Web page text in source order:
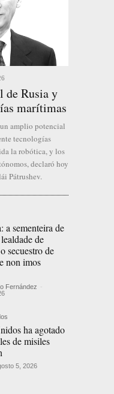
de Rusia y
marítimas
amplio potencial
tecnologías
la robótica, y los
declaró hoy
Pátrushev.
a sementeira de
de
secuestro de
non imos
Fernández -
ha agotado
de misiles
5, 2026